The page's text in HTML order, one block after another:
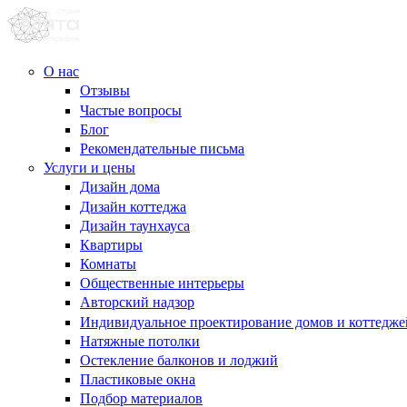
О нас
Отзывы
Частые вопросы
Блог
Рекомендательные письма
Услуги и цены
Дизайн дома
Дизайн коттеджа
Дизайн таунхауса
Квартиры
Комнаты
Общественные интерьеры
Авторский надзор
Индивидуальное проектирование домов и
Натяжные потолки
Остекление балконов и лоджий
Пластиковые окна
Подбор материалов